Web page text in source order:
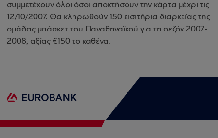
συμμετέχουν όλοι όσοι αποκτήσουν την κάρτα μέχρι τις
12/10/2007. Θα κληρωθούν 150 εισιτήρια διαρκείας της
ομάδας μπάσκετ του Παναθηναϊκού για τη σεζόν 2007-
2008, αξίας €150 το καθένα.